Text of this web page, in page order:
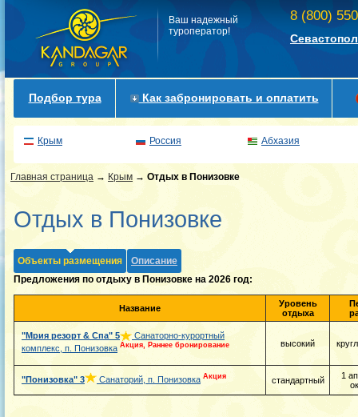
Ваш надежный
туроператор!
8 (800)
Подбор тура Как забронировать и оплатить
Крым Россия Абхазия
Главная страница → Крым → Отдых в Понизовке
Отдых в Понизовке
Объекты размещения
Описание
Предложения по отдыху в Понизовке на 2026 год:
Название
Уровень
отдыха
"Мрия резорт & Спа" 5
Санаторно-курортный
комплекс, п. Понизовка Акция, Раннее бронирование высокий
"Понизовка" 3 Санаторий, п. Понизовка Акция стандартный
1